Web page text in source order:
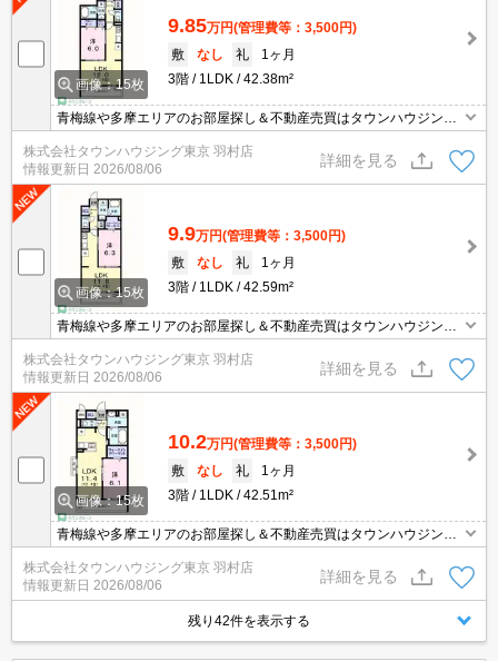
画像：15枚
9.85万円(管理費等：3,500円)
敷
なし 礼
1ヶ月
3階
1LDK 42.38m²
青梅線や多摩エリアのお部屋探し＆不動産売買はタウンハウジング
羽村店にお任せを！ご来店時無料駐車場ご用意あります！
株式会社タウンハウジング東京 羽村店
情報更新日 2026/08/06
詳細を見る
画像：15枚
9.9万円(管理費等：3,500円)
敷
なし 礼
1ヶ月
3階
1LDK 42.59m²
青梅線や多摩エリアのお部屋探し＆不動産売買はタウンハウジング
羽村店にお任せを！ご来店時無料駐車場ご用意あります！
株式会社タウンハウジング東京 羽村店
情報更新日 2026/08/06
詳細を見る
画像：15枚
10.2万円(管理費等：3,500円)
敷
なし 礼
1ヶ月
3階
1LDK 42.51m²
青梅線や多摩エリアのお部屋探し＆不動産売買はタウンハウジング
羽村店にお任せを！ご来店時無料駐車場ご用意あります！
株式会社タウンハウジング東京 羽村店
情報更新日 2026/08/06
詳細を見る
残り42件を表示する